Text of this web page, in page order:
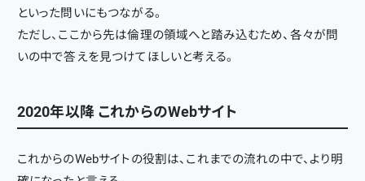
といった問いにもつながる。
ただし、ここから先は倫理の領域へと踏み込むため、各々が問
いの中で答えを見つけてほしいと考える。
2020年以降 これからのWebサイト
これからのWebサイトの役割は、これまでの流れの中で、より明